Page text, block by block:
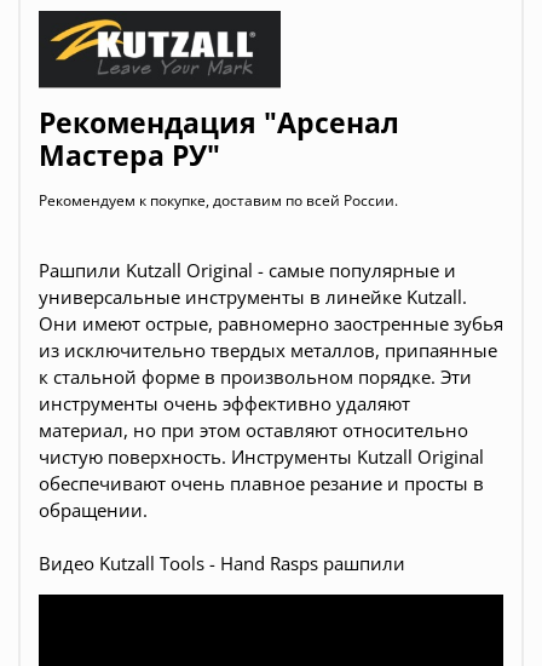
Рекомендация "Арсенал
Мастера РУ"
Рекомендуем к покупке, доставим по всей России.
Рашпили Kutzall Original - самые популярные и
универсальные инструменты в линейке Kutzall.
Они имеют острые, равномерно заостренные зубья
из исключительно твердых металлов, припаянные
к стальной форме в произвольном порядке. Эти
инструменты очень эффективно удаляют
материал, но при этом оставляют относительно
чистую поверхность. Инструменты Kutzall Original
обеспечивают очень плавное резание и просты в
обращении.
Видео Kutzall Tools - Hand Rasps рашпили